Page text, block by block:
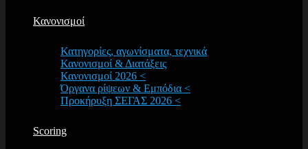
Κανονισμοί
Κατηγορίες, αγωνίσματα, τεχνικά
Κανονισμοί & Διατάξεις
Κανονισμοί 2026 <
Όργανα ρίψεων & Εμπόδια <
Προκήρυξη ΣΕΓΑΣ 2026 <
Scoring